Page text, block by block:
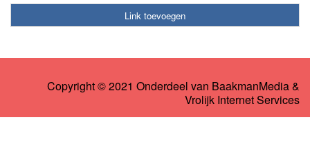
Link toevoegen
Copyright © 2021 Onderdeel van BaakmanMedia&
Vrolijk Internet Services